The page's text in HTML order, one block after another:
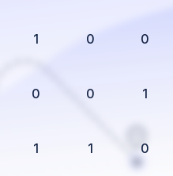
1 0 0
0 0 1
1 1 0